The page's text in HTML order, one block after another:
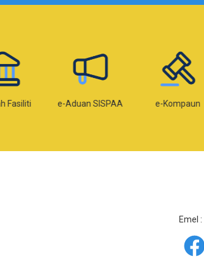
e-Aduan SISPAA e-Kompaun
Emel :